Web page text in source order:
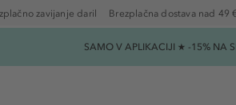
zavijanje daril Brezplačna dostava nad 49
SAMO V APLIKACIJI ★ -15% NA